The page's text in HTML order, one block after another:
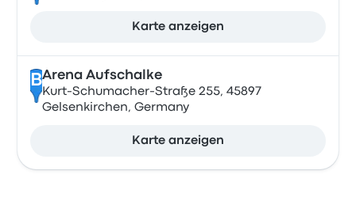
Karte anzeigen
BArena Aufschalke
Kurt-Schumacher-Straße 255, 45897
Gelsenkirchen, Germany
Karte anzeigen